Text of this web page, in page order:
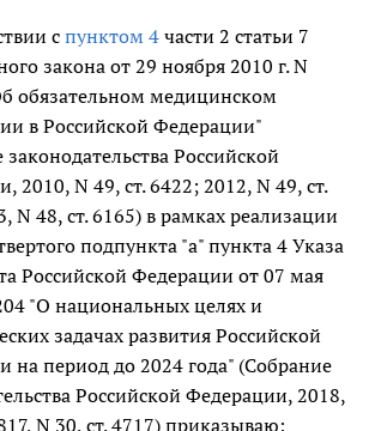
спунктом 4 части 2 статьи 7
закона от 29 ноября 2010 г. N
обязательном медицинском
в Российской Федерации"
Российской
2010, N 49, ст. 6422; 2012, N 49, ст.
N 48, ст. 6165) в рамках реализации
подпункта "а" пункта 4 Указа
Российской Федерации от 07 мая
"О национальных целях и
задачах развития Российской
на период до 2024 года" (Собрание
Российской Федерации, 2018,
N 30, ст. 4717) приказываю: